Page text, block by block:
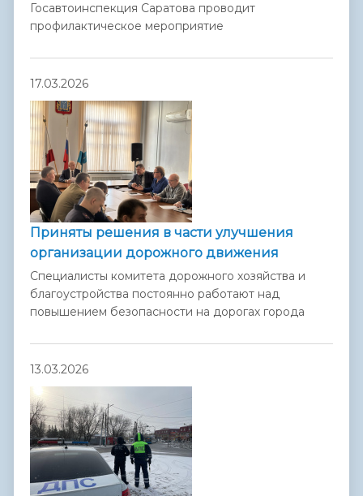
Госавтоинспекция Саратова проводит
профилактическое мероприятие
17.03.2026
Приняты решения в части улучшения
организации дорожного движения
Специалисты комитета дорожного хозяйства и
благоустройства постоянно работают над
повышением безопасности на дорогах города
13.03.2026